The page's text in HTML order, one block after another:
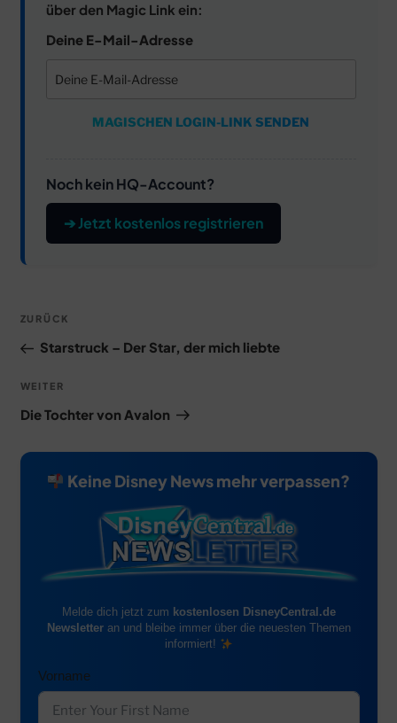
über den Magic Link ein:
Deine E-Mail-Adresse
MAGISCHEN LOGIN-LINK SENDEN
Noch kein HQ-Account?
➔ Jetzt kostenlos registrieren
Beitragsnavigation
Vorheriger
Beitrag
ZURÜCK
Starstruck – Der Star, der mich liebte
Nächster
Beitrag
WEITER
Die Tochter von Avalon
Keine Disney News mehr verpassen?
Melde dich jetzt zum kostenlosen DisneyCentral.de
Newsletteran und bleibe immer über die neuesten Themen
informiert!
Vorname